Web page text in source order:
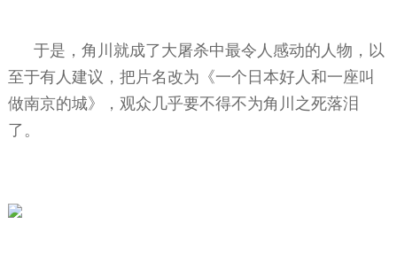
于是，角川就成了大屠杀中最令人感动的人物，以
至于有人建议，把片名改为《一个日本好人和一座叫
做南京的城》，观众几乎要不得不为角川之死落泪
了。